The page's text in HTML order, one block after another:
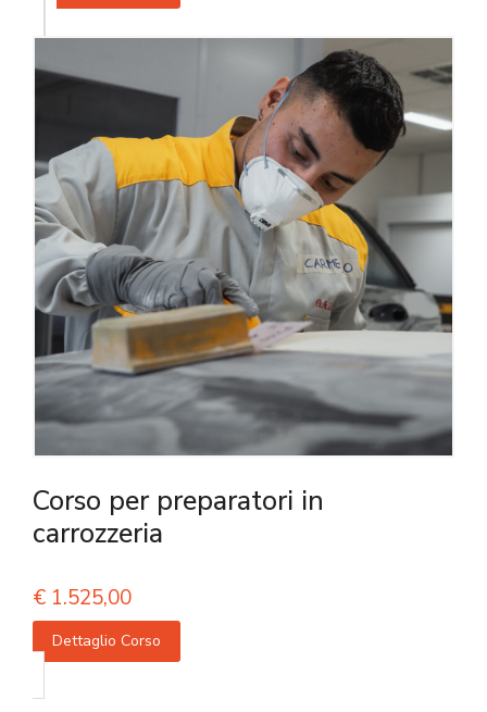
Corso per preparatori in
carrozzeria
€ 1.525,00
Dettaglio Corso